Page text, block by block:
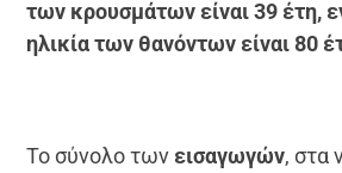
των κρουσμάτων είναι 39 έτη,
ηλικία των θανόντων είναι 80
Το σύνολο των εισαγωγών, στα